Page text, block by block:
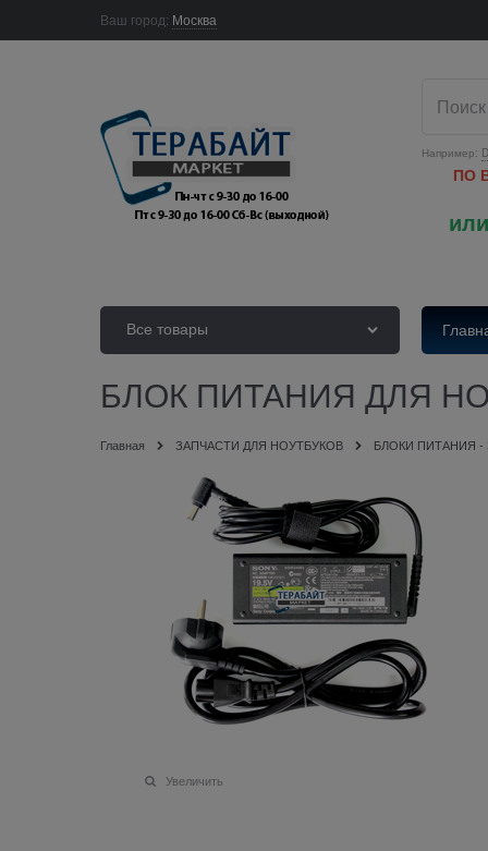
Ваш город: Москва
Например:
ПО
Все товары
БЛОК ПИТАНИЯ ДЛЯ
Главная ЗАПЧАСТИ ДЛЯ НОУТБУКОВ БЛОКИ ПИТАНИЯ -
Увеличить